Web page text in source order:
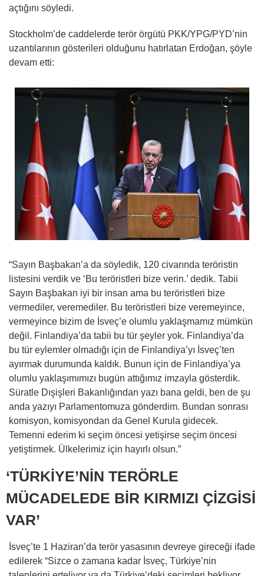
açtığını söyledi.
Stockholm’de caddelerde terör örgütü PKK/YPG/PYD’nin
uzantılarının gösterileri olduğunu hatırlatan Erdoğan, şöyle
devam etti:
“Sayın Başbakan’a da söyledik, 120 civarında teröristin
listesini verdik ve ‘Bu teröristleri bize verin.’ dedik. Tabii
Sayın Başbakan iyi bir insan ama bu teröristleri bize
vermediler, veremediler. Bu teröristleri bize veremeyince,
vermeyince bizim de İsveç’e olumlu yaklaşmamız mümkün
değil. Finlandiya’da tabii bu tür şeyler yok. Finlandiya’da
bu tür eylemler olmadığı için de Finlandiya’yı İsveç’ten
ayırmak durumunda kaldık. Bunun için de Finlandiya’ya
olumlu yaklaşımımızı bugün attığımız imzayla gösterdik.
Süratle Dışişleri Bakanlığından yazı bana geldi, ben de şu
anda yazıyı Parlamentomuza gönderdim. Bundan sonrası
komisyon, komisyondan da Genel Kurula gidecek.
Temenni ederim ki seçim öncesi yetişirse seçim öncesi
yetiştirmek. Ülkelerimiz için hayırlı olsun.”
‘TÜRKİYE’NİN TERÖRLE
MÜCADELEDE BİR KIRMIZI ÇİZGİSİ
VAR’
İsveç’te 1 Haziran’da terör yasasının devreye gireceği ifade
edilerek “Sizce o zamana kadar İsveç, Türkiye’nin